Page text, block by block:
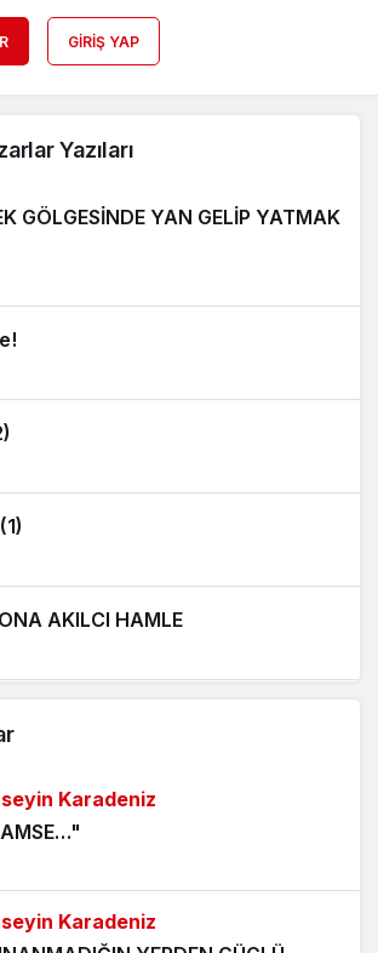
GIRIŞ YAP
Yazıları
GÖLGESİNDE YAN GELİP YATMAK
AKILCI HAMLE
Karadeniz
Karadeniz